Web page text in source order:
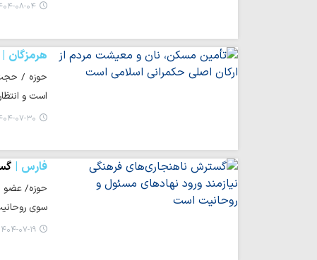
۱۴۰۴-۰۸-۰۴
هرمزگان
حوزه / حجت
است و
۱۴۰۴-۰۷-۳۰
فارس
حوزه/ عضو
سوی
۱۴۰۴-۰۷-۱۹